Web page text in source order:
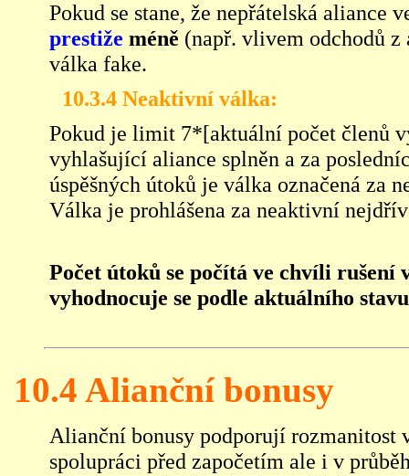
Pokud se stane, že nepřátelská
prestiže méně (např. vlivem odchodů
válka fake.
10.3.4 Neaktivní válka:
Pokud je limit 7*[aktuální počet členů
vyhlašující aliance splněn a za
úspěšných útoků je válka označená za
Válka je prohlášena za neaktivní
Počet útoků se počítá ve chvíli
vyhodnocuje se podle aktuálního
10.4 Alianční bonusy
Alianční bonusy podporují
spolupráci před započetím ale i v